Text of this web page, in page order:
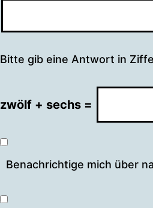
Bitte gib eine Antwort in
zwölf + sechs =
Benachrichtige mich über